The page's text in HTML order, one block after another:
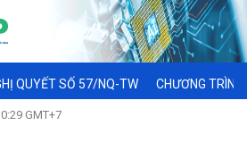
QUYẾT SỐ 57/NQ-TW CHƯƠNG
GMT+7